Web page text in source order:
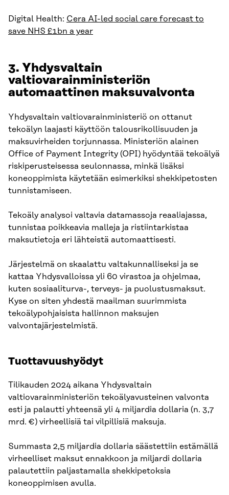
Digital Health: Cera AI-led social care forecast to
save NHS £1bn a year
3. Yhdysvaltain
valtiovarainministeriön
automaattinen maksuvalvonta
Yhdysvaltain valtiovarainministeriö on ottanut
tekoälyn laajasti käyttöön talousrikollisuuden ja
maksuvirheiden torjunnassa. Ministeriön alainen
Office of Payment Integrity (OPI) hyödyntää tekoälyä
riskiperusteisessa seulonnassa, minkä lisäksi
koneoppimista käytetään esimerkiksi shekkipetosten
tunnistamiseen.
Tekoäly analysoi valtavia datamassoja reaaliajassa,
tunnistaa poikkeavia malleja ja ristiintarkistaa
maksutietoja eri lähteistä automaattisesti.
Järjestelmä on skaalattu valtakunnalliseksi ja se
kattaa Yhdysvalloissa yli 60 virastoa ja ohjelmaa,
kuten sosiaaliturva-, terveys- ja puolustusmaksut.
Kyse on siten yhdestä maailman suurimmista
tekoälypohjaisista hallinnon maksujen
valvontajärjestelmistä.
Tuottavuushyödyt
Tilikauden 2024 aikana Yhdysvaltain
valtiovarainministeriön tekoälyavusteinen valvonta
esti ja palautti yhteensä yli 4 miljardia dollaria (n. 3,7
mrd. €) virheellisiä tai vilpillisiä maksuja.
Summasta 2,5 miljardia dollaria säästettiin estämällä
virheelliset maksut ennakkoon ja miljardi dollaria
palautettiin paljastamalla shekkipetoksia
koneoppimisen avulla.